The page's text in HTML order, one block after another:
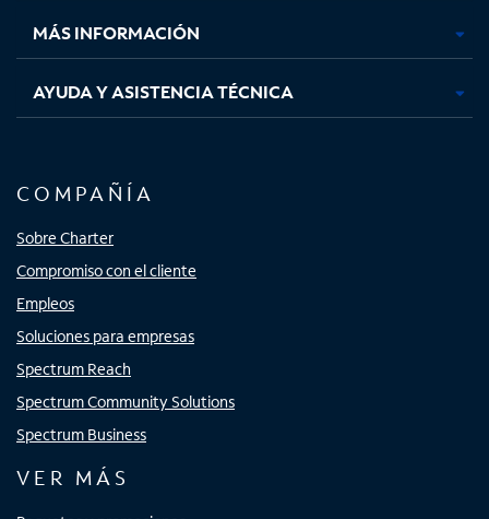
MÁS INFORMACIÓN
AYUDA Y ASISTENCIA TÉCNICA
COMPAÑÍA
Sobre Charter
Compromiso con el cliente
Empleos
Soluciones para empresas
Spectrum Reach
Spectrum Community Solutions
Spectrum Business
VER MÁS